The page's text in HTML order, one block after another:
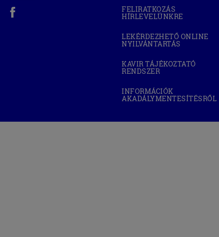
WINDOW)
FELIRATKOZÁS
HÍRLEVELÜNKRE
LEKÉRDEZHETŐ ONLINE
NYILVÁNTARTÁS
NEW
WINDOW)
KAVIR TÁJÉKOZTATÓ
RENDSZER(OPEN
NEW
WINDOW)
INFORMÁCIÓK
AKADÁLYMENTESÍTÉSRŐL